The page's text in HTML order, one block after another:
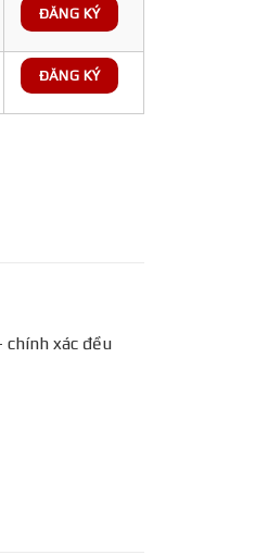
ĐĂNG KÝ
ĐĂNG KÝ
chính xác đều